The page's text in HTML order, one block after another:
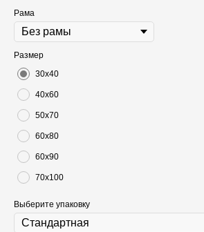
Рама
Размер
30х40
40х60
50х70
60х80
60х90
70х100
Выберите упаковку